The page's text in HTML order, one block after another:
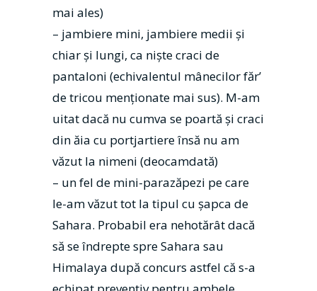
mai ales)
– jambiere mini, jambiere medii și
chiar și lungi, ca niște craci de
pantaloni (echivalentul mânecilor făr’
de tricou menționate mai sus). M-am
uitat dacă nu cumva se poartă și craci
din ăia cu portjartiere însă nu am
văzut la nimeni (deocamdată)
– un fel de mini-parazăpezi pe care
le-am văzut tot la tipul cu șapca de
Sahara. Probabil era nehotărât dacă
să se îndrepte spre Sahara sau
Himalaya după concurs astfel că s-a